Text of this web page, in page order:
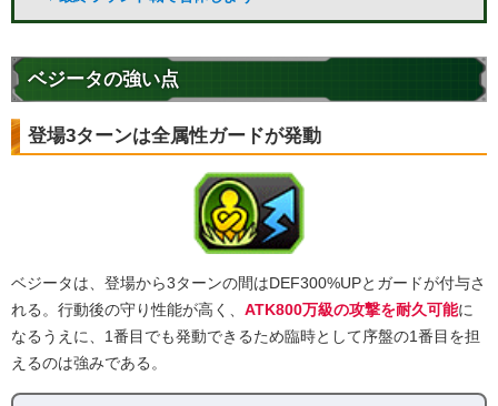
ベジータの強い点
登場3ターンは全属性ガードが発動
ベジータは、登場から3ターンの間はDEF300%UPとガードが付与さ
れる。行動後の守り性能が高く、 ATK800万級の攻撃を耐久可能に
なるうえに、1番目でも発動できるため臨時として序盤の1番目を担
えるのは強みである。